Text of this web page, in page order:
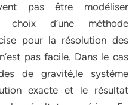
pas être modéliser
choix d’une méthode
pour la résolution des
pas facile. Dans le cas
de gravité,le système
exacte et le résultat